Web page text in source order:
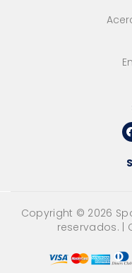
Copyright © 2026
reservados. |